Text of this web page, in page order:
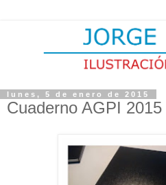
lunes, 5 de enero de 2015
Cuaderno AGPI 2015